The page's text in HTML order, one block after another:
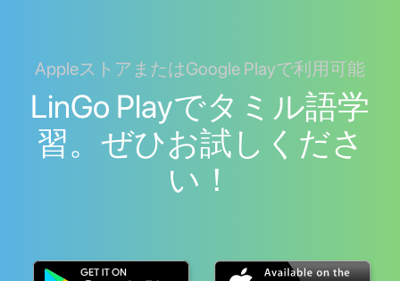
AppleストアまたはGoogle Playで利用可能
LinGo Playでタミル語学
習。ぜひお試しくださ
い！